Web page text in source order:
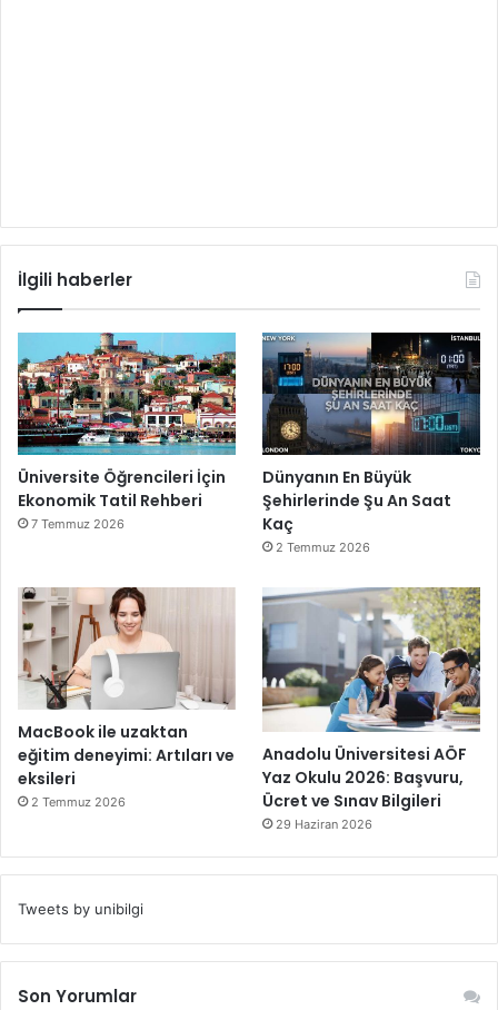
İlgili haberler
Üniversite Öğrencileri İçin
Ekonomik Tatil Rehberi
7 Temmuz 2026
Dünyanın En Büyük
Şehirlerinde Şu An Saat
Kaç
2 Temmuz 2026
MacBook ile uzaktan
eğitim deneyimi: Artıları ve
eksileri
2 Temmuz 2026
Anadolu Üniversitesi AÖF
Yaz Okulu 2026: Başvuru,
Ücret ve Sınav Bilgileri
29 Haziran 2026
Tweets by unibilgi
Son Yorumlar